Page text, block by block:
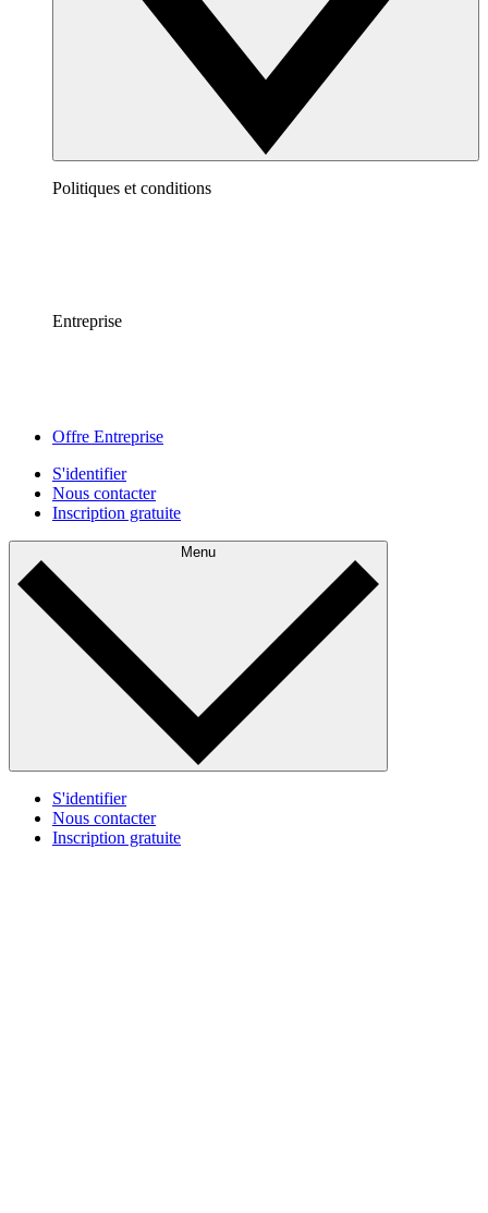
Politiques et conditions
Entreprise
Offre Entreprise
S'identifier
Nous contacter
Inscription gratuite
Menu
S'identifier
Nous contacter
Inscription gratuite